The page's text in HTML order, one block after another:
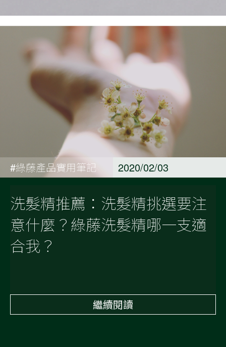
#綠藤產品實用筆記 2020/02/03
洗髮精推薦：洗髮精挑選要注
意什麼？綠藤洗髮精哪一支適
合我？
繼續閱讀